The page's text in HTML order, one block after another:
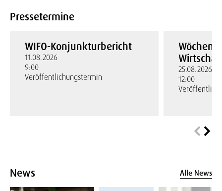
Pressetermine
WIFO-Konjunkturbericht
11.08.2026
9:00
Veröffentlichungstermin
25.08.2026
12:00
News Alle News